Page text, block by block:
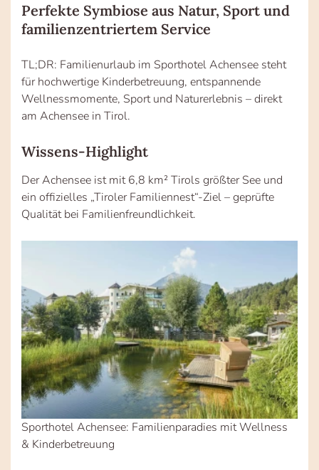
Perfekte Symbiose aus Natur, Sport und
familienzentriertem Service
TL;DR: Familienurlaub im Sporthotel Achensee steht
für hochwertige Kinderbetreuung, entspannende
Wellnessmomente, Sport und Naturerlebnis – direkt
am Achensee in Tirol.
Wissens-Highlight
Der Achensee ist mit 6,8 km² Tirols größter See und
ein offizielles „Tiroler Familiennest“-Ziel – geprüfte
Qualität bei Familienfreundlichkeit.
Sporthotel Achensee: Familienparadies mit Wellness
& Kinderbetreuung